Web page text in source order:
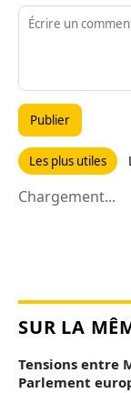
Publier
Les plus utiles
Chargement...
SUR LA
Tensions entre
Parlement